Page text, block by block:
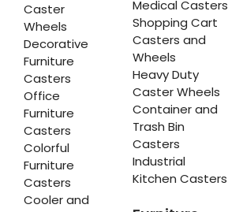
Caster
Wheels
Decorative
Furniture
Casters
Office
Furniture
Casters
Colorful
Furniture
Casters
Cooler and
Medical Casters
Shopping Cart
Casters and
Wheels
Heavy Duty
Caster Wheels
Container and
Trash Bin
Casters
Industrial
Kitchen Casters